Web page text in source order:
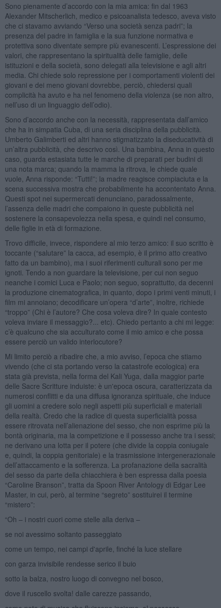
Sono pienamente d’accordo con la mia amica: fin dal 1963
Alexander Mitscherlich, medico e psicoanalista tedesco, aveva visto
che ci stavamo avviando “Verso una società senza padri”; la
presenza del padre in famiglia e la sua funzione normativa e
protettiva sono diventate sempre più evanescenti. L’espressione dei
valori, che rappresentano la spiritualità delle famiglie, delle
istituzioni e della società, sono delegati alla televisione e agli altri
media. Chi chiede solo repressione per i comportamenti violenti dei
giovani e dei meno giovani dovrebbe, perciò, chiedersi quali
complicità ha avuto e ha nel fenomeno della violenza (se non altro,
nell’uso di un linguaggio dell’odio).
Sono d’accordo anche con la necessità, rappresentata dall’amico
che ha in simpatia Cuba, di una seria disciplina della pubblicità.
Umberto Galimberti ed altri hanno stigmatizzato la diseducatività di
un’altra pubblicità, che descrivo così. Una bambina, Anna in questo
caso, guarda estasiata tutte le marche di preparati per budini di
una nota marca; quando la mamma la ritrova, le chiede quale
vuole, Anna risponde: “Tutti!”; la madre reagisce compiaciuta e la
scena successiva mostra che probabilmente ha accontentato Anna.
Questi spot nei supermercati denunciano, paradossalmente,
l’assenza delle madri che compaiono in queste pubblicità nel
sostenere la consapevolezza nella spesa, e quindi nel consumo,
delle figlie in età di formazione.
Trovo difficile, invece, rispondere al mio terzo amico: il suo scritto è
toccante (“salutare” la cacca, ad esempio, è il primo atto creativo
fatto da un bambino), ma i suoi riferimenti culturali sono per me
ignoti. Tendo a non guardare la televisione, per cui non seguo
neanche i comici Luca e Paolo; non seguo, soprattutto, da decenni
la produzione cinematografica, in quanto, dopo i primi venti minuti, i
film mi annoiano; decodificare un’opera “d’arte”, inoltre, richiede
“troppo” (Chi è l’autore? Che cosa voleva dire? In quale contesto
voleva inviare il messaggio?... etc). Chiedo pertanto a chi mi legge:
c’è qualcuno che sia acculturato come il mio amico e che possa
essere perciò un valido interlocutore?
Mi limito perciò a ribadire che, a mio avviso, l’epoca che stiamo
vivendo (che ci sta portando verso la catastrofe ecologica) era
stata già prevista, nella forma del Kali Yuga, dalla maggior parte
delle Sacre Scritture induiste: è un'epoca oscura, caratterizzata da
numerosi conflitti e da una diffusa ignoranza spirituale, che induce
gli uomini a credere solo negli aspetti più superficiali e materiali
della realtà. Credo che la radice di questa superficialità possa
essere ritrovata nell’alienazione del sesso, che non esprime più la
bontà originaria, ma la competizione e il possesso anche tra i sessi;
ne derivano una lotta per il potere (che divide la coppia coniugale
e, quindi, la coppia genitoriale) e la trasmissione intergenerazionale
dell’attaccamento e la sofferenza. La profanazione della sacralità
del sesso da parte della chiacchiera è ben espressa dalla poesia
“Caroline Branson”, tratta da Spoon River Antology di Edgar Lee
Master, in cui, però, al termine “segreto” sostituirei il termine
“mistero”:
“Oh – i nostri cuori come stelle alla deriva –
se noi avessimo soltanto passeggiato
come un tempo, nei campi d'aprile, finché la luce stellare
con garza invisibile rendesse serico il buio
sotto la balza, nostro luogo di convegno nel bosco,
dove il ruscello svolta! dalle carezze passando,